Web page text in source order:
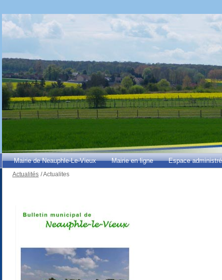
Mairie de Neauphle-Le-Vieux Mairie en ligne Espace
Actualités /Actualites